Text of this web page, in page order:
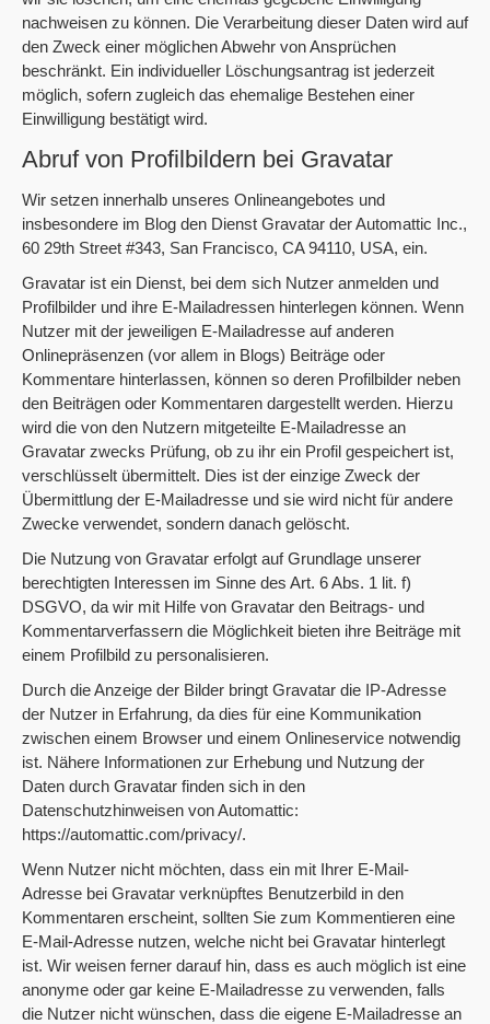
nachweisen zu können. Die Verarbeitung dieser Daten wird auf
den Zweck einer möglichen Abwehr von Ansprüchen
beschränkt. Ein individueller Löschungsantrag ist jederzeit
möglich, sofern zugleich das ehemalige Bestehen einer
Einwilligung bestätigt wird.
Abruf von Profilbildern bei Gravatar
Wir setzen innerhalb unseres Onlineangebotes und
insbesondere im Blog den Dienst Gravatar der Automattic Inc.,
60 29th Street #343, San Francisco, CA 94110, USA, ein.
Gravatar ist ein Dienst, bei dem sich Nutzer anmelden und
Profilbilder und ihre E-Mailadressen hinterlegen können. Wenn
Nutzer mit der jeweiligen E-Mailadresse auf anderen
Onlinepräsenzen (vor allem in Blogs) Beiträge oder
Kommentare hinterlassen, können so deren Profilbilder neben
den Beiträgen oder Kommentaren dargestellt werden. Hierzu
wird die von den Nutzern mitgeteilte E-Mailadresse an
Gravatar zwecks Prüfung, ob zu ihr ein Profil gespeichert ist,
verschlüsselt übermittelt. Dies ist der einzige Zweck der
Übermittlung der E-Mailadresse und sie wird nicht für andere
Zwecke verwendet, sondern danach gelöscht.
Die Nutzung von Gravatar erfolgt auf Grundlage unserer
berechtigten Interessen im Sinne des Art. 6 Abs. 1 lit. f)
DSGVO, da wir mit Hilfe von Gravatar den Beitrags- und
Kommentarverfassern die Möglichkeit bieten ihre Beiträge mit
einem Profilbild zu personalisieren.
Durch die Anzeige der Bilder bringt Gravatar die IP-Adresse
der Nutzer in Erfahrung, da dies für eine Kommunikation
zwischen einem Browser und einem Onlineservice notwendig
ist. Nähere Informationen zur Erhebung und Nutzung der
Daten durch Gravatar finden sich in den
Datenschutzhinweisen von Automattic:
https://automattic.com/privacy/.
Wenn Nutzer nicht möchten, dass ein mit Ihrer E-Mail-
Adresse bei Gravatar verknüpftes Benutzerbild in den
Kommentaren erscheint, sollten Sie zum Kommentieren eine
E-Mail-Adresse nutzen, welche nicht bei Gravatar hinterlegt
ist. Wir weisen ferner darauf hin, dass es auch möglich ist eine
anonyme oder gar keine E-Mailadresse zu verwenden, falls
die Nutzer nicht wünschen, dass die eigene E-Mailadresse an